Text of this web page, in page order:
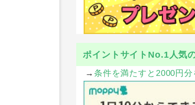
ポイントサイトNo.1人気
→ 条件を満たすと2000円